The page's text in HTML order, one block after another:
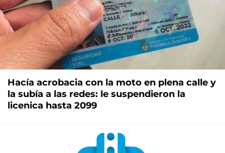
Hacía acrobacia con la moto en plena calle y
la subía a las redes: le suspendieron la
licenica hasta 2099